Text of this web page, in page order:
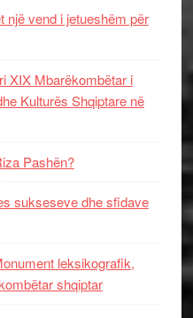
një vend i jetueshëm për
XIX Mbarëkombëtar i
Kulturës Shqiptare në
Pashën?
sukseseve dhe sfidave
leksikografik,
shqiptar